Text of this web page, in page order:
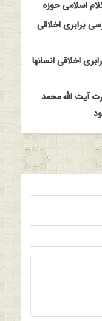
اسلامی حوزه
برابری اخلاقی
اخلاقی انسانها
آیت الله محمد